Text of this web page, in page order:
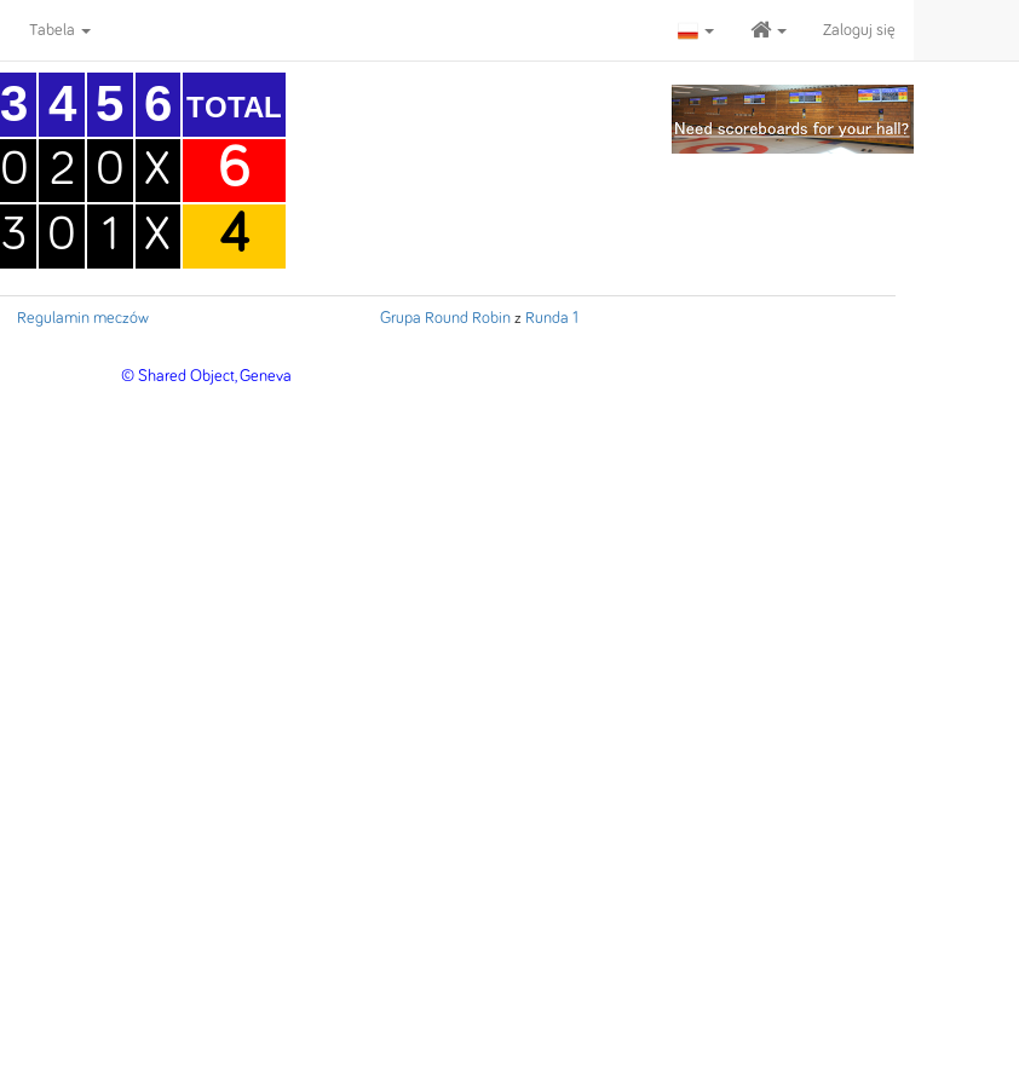
Tabela Zaloguj się
3
0
3
4
2
0
5
0
1
6
X
X
TOTAL
6
4
Regulamin meczów Grupa Round Robin z Runda 1
© Shared Object, Geneva